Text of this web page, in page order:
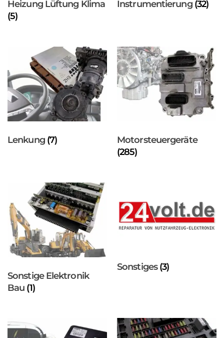
Heizung Lüftung Klima
(5)
Instrumentierung (32)
Lenkung (7)
Motorsteuergeräte
(285)
Sonstige Elektronik
Bau (1)
Sonstiges(3)